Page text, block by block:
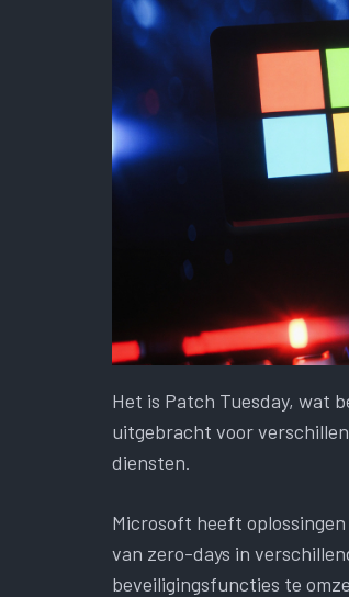
Het is Patch Tuesday, wat
uitgebracht voor
diensten.
Microsoft heeft
van zero-days in
beveiligingsfuncties te